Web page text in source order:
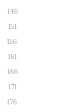
146
151
156
161
166
171
176